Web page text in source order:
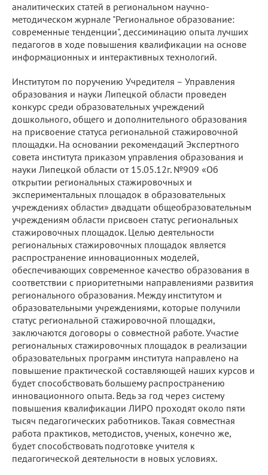
аналитических статей в региональном научно-
методическом журнале "Региональное образование:
современные тенденции", дессиминацию опыта лучших
педагогов в ходе повышения квалификации на основе
информационных и интерактивных технологий.
Институтом по поручению Учредителя – Управления
образования и науки Липецкой области проведен
конкурс среди образовательных учреждений
дошкольного, общего и дополнительного образования
на присвоение статуса региональной стажировочной
площадки. На основании рекомендаций Экспертного
совета института приказом управления образования и
науки Липецкой области от 15.05.12г. №909 «Об
открытии региональных стажировочных и
экспериментальных площадок в образовательных
учреждениях области» двадцати общеобразовательным
учреждениям области присвоен статус региональных
стажировочных площадок. Целью деятельности
региональных стажировочных площадок является
распространение инновационных моделей,
обеспечивающих современное качество образования в
соответствии с приоритетными направлениями развития
регионального образования. Между институтом и
образовательными учреждениями, которые получили
статус региональной стажировочной площадки,
заключаются договоры о совместной работе. Участие
региональных стажировочных площадок в реализации
образовательных программ института направлено на
повышение практической составляющей наших курсов и
будет способствовать большему распространению
инновационного опыта. Ведь за год через систему
повышения квалификации ЛИРО проходят около пяти
тысяч педагогических работников. Такая совместная
работа практиков, методистов, ученых, конечно же,
будет способствовать подготовке учителя к
педагогической деятельности в новых условиях.